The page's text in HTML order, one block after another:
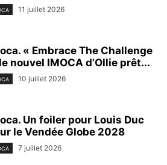
11 juillet 2026
« Embrace The Challenge
nouvel IMOCA d’Ollie prêt...
10 juillet 2026
Un foiler pour Louis Duc
le Vendée Globe 2028
7 juillet 2026